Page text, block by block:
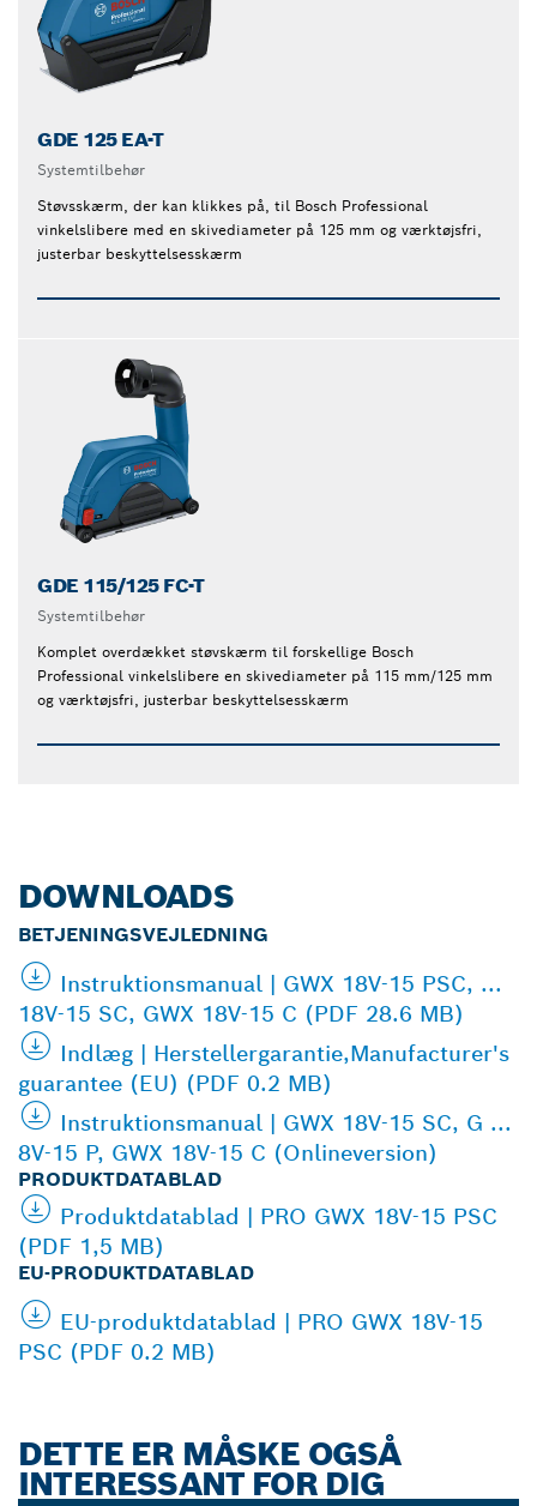
GDE 125 EA-T
Systemtilbehør
Støvsskærm, der kan klikkes på, til Bosch Professional
vinkelslibere med en skivediameter på 125 mm og værktøjsfri,
justerbar beskyttelsesskærm
GDE 115/125 FC-T
Systemtilbehør
Komplet overdækket støvskærm til forskellige Bosch
Professional vinkelslibere en skivediameter på 115 mm/125 mm
og værktøjsfri, justerbar beskyttelsesskærm
DOWNLOADS
BETJENINGSVEJLEDNING
Instruktionsmanual | GWX 18V-15 PSC, ...
18V-15 SC, GWX 18V-15 C (PDF 28.6 MB)
Indlæg | Herstellergarantie,Manufacturer's
guarantee (EU) (PDF 0.2 MB)
Instruktionsmanual | GWX 18V-15 SC, G ...
8V-15 P, GWX 18V-15 C (Onlineversion)
PRODUKTDATABLAD
Produktdatablad | PRO GWX 18V-15 PSC
(PDF 1,5 MB)
EU-PRODUKTDATABLAD
EU-produktdatablad | PRO GWX 18V-15
PSC (PDF 0.2 MB)
DETTE ER MÅSKE OGSÅ
INTERESSANT FOR DIG